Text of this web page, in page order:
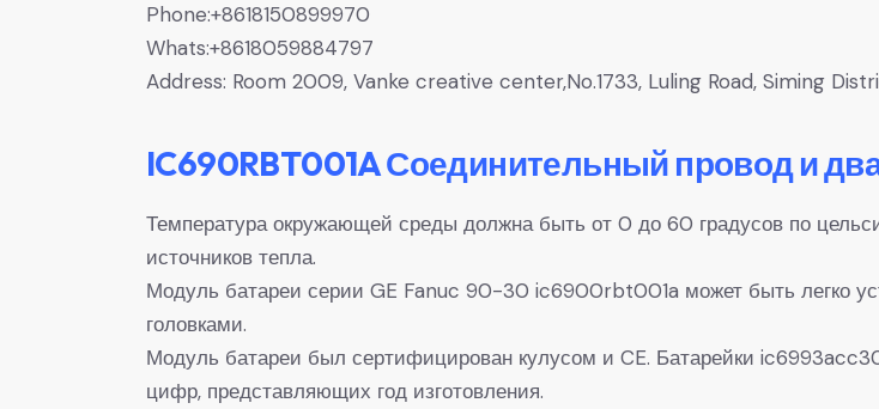
Phone:+8618150899970
Whats:+8618059884797
Address: Room 2009, Vanke creative center,No.1733, Luling Road, Siming
IC690RBT001A Соединительный провод и
Температура окружающей среды должна быть от 0 до 60 градусов по
источников тепла.
Модуль батареи серии GE Fanuc 90-30 ic6900rbt001a может быть легко
головками.
Модуль батареи был сертифицирован кулусом и CE. Батарейки
цифр, представляющих год изготовления.